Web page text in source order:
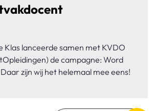
Klas lanceerde samen met KVDO
de campagne: Word
zijn wij het helemaal mee eens!